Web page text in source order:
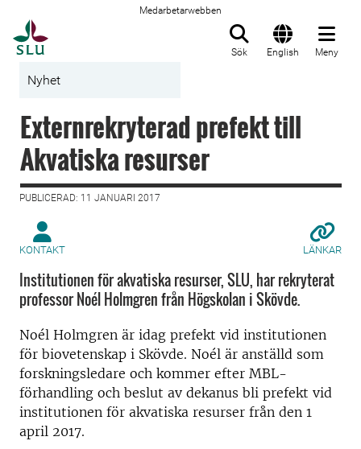
Medarbetarwebben
Sök English Meny
Nyhet
Externrekryterad prefekt till
Akvatiska resurser
PUBLICERAD: 11 JANUARI 2017
KONTAKT LÄNKAR
Institutionen för akvatiska resurser, SLU, har rekryterat
professor Noél Holmgren från Högskolan i Skövde.
Noél Holmgren är idag prefekt vid institutionen
för biovetenskap i Skövde. Noél är anställd som
forskningsledare och kommer efter MBL-
förhandling och beslut av dekanus bli prefekt vid
institutionen för akvatiska resurser från den 1
april 2017.